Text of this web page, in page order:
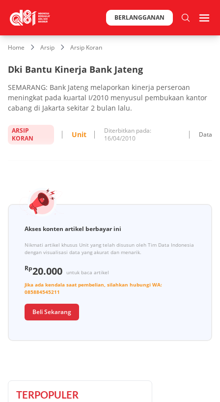
BERLANGGANAN
Home Arsip Arsip Koran
Dki Bantu Kinerja Bank Jateng
SEMARANG: Bank Jateng melaporkan kinerja perseroan
meningkat pada kuartal I/2010 menyusul pembukaan kantor
ca­bang di Jakarta sekitar 2 bulan lalu.
ARSIP
KORAN
Unit
Diterbitkan pada:
16/04/2010
Data
Akses konten artikel berbayar ini
Nikmati artikel khusus Unit yang telah disusun oleh Tim Data Indonesia
dengan visualisasi data yang akurat dan menarik.
Rp20.000
untuk baca artikel
Jika ada kendala saat pembelian, silahkan hubungi WA:
085884545211
Beli Sekarang
TERPOPULER